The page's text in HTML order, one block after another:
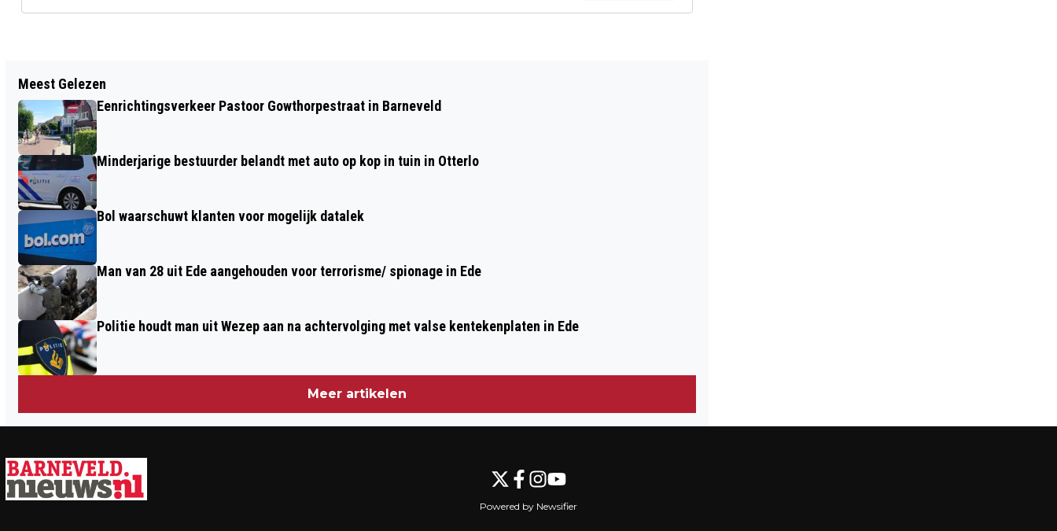
WERKGEVERS STREEKVERVOER: NIEUWE
STAKING BRENGT NIKS
TUSSEN SCOOTERRIJDSTER EN
Meest Gelezen
Eenrichtingsverkeer Pastoor Gowthorpestraat in Barneveld
Minderjarige bestuurder belandt met auto op kop in tuin in Otterlo
Bol waarschuwt klanten voor mogelijk datalek
Man van 28 uit Ede aangehouden voor terrorisme/ spionage in Ede
Politie houdt man uit Wezep aan na achtervolging met valse kentekenplaten in Ede
Meer artikelen
Powered by Newsifier